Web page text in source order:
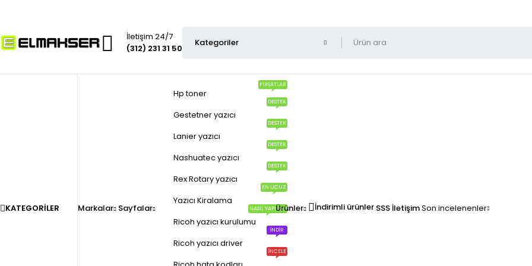
İletişim 24/7
(312) 231 31 50
KATEGORILER Markalar Sayfalar
Hp toner
FIRSATLAR
Gestetner yazıcı
DESTEK
Lanier yazıcı
DESTEK
Nashuatec yazıcı
DESTEK
Rex Rotary yazıcı
DESTEK
Yazıcı Kiralama
EN UCUZ
Ricoh yazıcı kurulumu
NASIL YAPILIR?
Ricoh yazıcı driver
İNDIR
İNCELE
Ürünler İndirimli ürünler SSS İletişimSon incelenenler